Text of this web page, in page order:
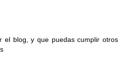
el blog, y que puedas cumplir otros